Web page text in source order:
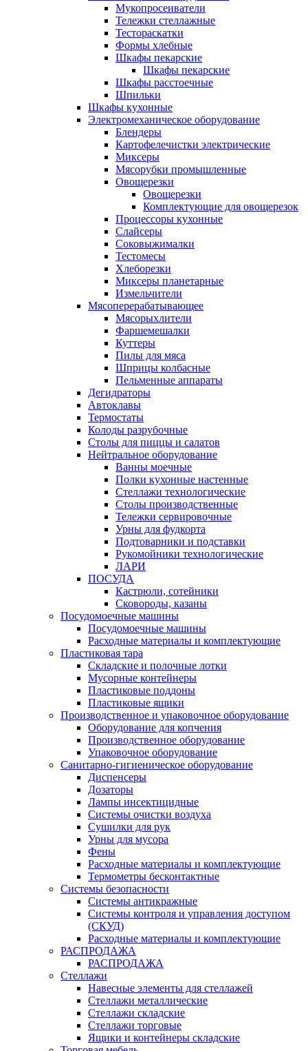
Мукопросеиватели
Тележки стеллажные
Тестораскатки
Формы хлебные
Шкафы пекарские
Шкафы пекарские
Шкафы расстоечные
Шпильки
Шкафы кухонные
Электромеханическое оборудование
Блендеры
Картофелечистки электрические
Миксеры
Мясорубки промышленные
Овощерезки
Овощерезки
Комплектующие для овощерезок
Процессоры кухонные
Слайсеры
Соковыжималки
Тестомесы
Хлеборезки
Миксеры планетарные
Измельчители
Мясоперерабатывающее
Мясорыхлители
Фаршемешалки
Куттеры
Пилы для мяса
Шприцы колбасные
Пельменные аппараты
Дегидраторы
Автоклавы
Термостаты
Колоды разрубочные
Столы для пиццы и салатов
Нейтральное оборудование
Ванны моечные
Полки кухонные настенные
Стеллажи технологические
Столы производственные
Тележки сервировочные
Урны для фудкорта
Подтоварники и подставки
Рукомойники технологические
ЛАРИ
ПОСУДА
Кастрюли, сотейники
Сковороды, казаны
Посудомоечные машины
Посудомоечные машины
Расходные материалы и комплектующие
Пластиковая тара
Складские и полочные лотки
Мусорные контейнеры
Пластиковые поддоны
Пластиковые ящики
Производственное и упаковочное оборудование
Оборудование для копчения
Производственное оборудование
Упаковочное оборудование
Санитарно-гигиеническое оборудование
Диспенсеры
Дозаторы
Лампы инсектицидные
Системы очистки воздуха
Сушилки для рук
Урны для мусора
Фены
Расходные материалы и комплектующие
Термометры бесконтактные
Системы безопасности
Системы антикражные
Системы контроля и управления доступом
(СКУД)
Расходные материалы и комплектующие
РАСПРОДАЖА
РАСПРОДАЖА
Стеллажи
Навесные элементы для стеллажей
Стеллажи металлические
Стеллажи складские
Стеллажи торговые
Ящики и контейнеры складские